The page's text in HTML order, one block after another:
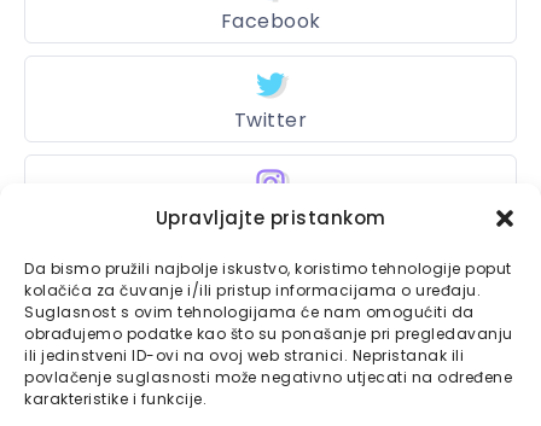
Upravljajte pristankom
Da bismo pružili najbolje iskustvo, koristimo tehnologije poput
kolačića za čuvanje i/ili pristup informacijama o uređaju.
Suglasnost s ovim tehnologijama će nam omogućiti da
obrađujemo podatke kao što su ponašanje pri pregledavanju
ili jedinstveni ID-ovi na ovoj web stranici. Nepristanak ili
povlačenje suglasnosti može negativno utjecati na određene
karakteristike i funkcije.
Facebook
Twitter
Instagram
Bajtbox
Linkovi
Bajtbox koristi